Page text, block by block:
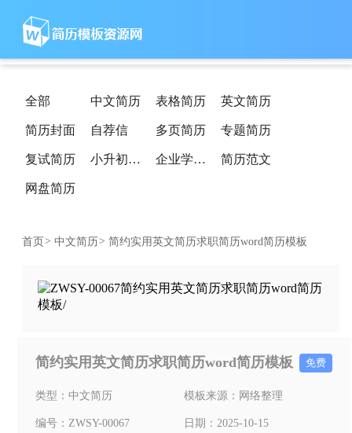
全部 中文简历 表格简历 英文简历
简历封面 自荐信 多页简历 专题简历
复试简历 小升初简历 企业学校简历 简历范文
网盘简历
首页 > 中文简历> 简约实用英文简历求职简历word简历模板
简约实用英文简历求职简历word简历模板 免费
类型：中文简历 模板来源： 网络整理
编号：ZWSY-00067 日期：2025-10-15